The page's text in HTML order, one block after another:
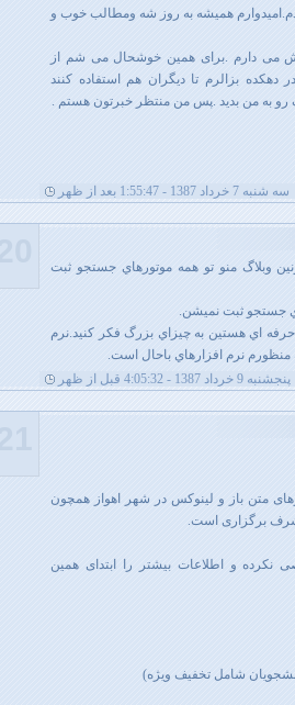
همیشه به روز شه ومطالب خوب و
می دارم .برای همین خوشحال می شم از
بزالرم تا دیگران هم استفاده کنند
رو به من بدید .پس من منتظر خبرتون هستم .
سه شنبه 7 خرداد 1387 - 1:55:47 بعد از ظهر
وبلاگ منو تو همه موتورهاي جستجو ثبت
جستجو ثبت نميشن.
اي هستين به چيزاي بزرگ فكر كنيد.نرم
منظورم نرم افزارهاي باحال است.
پنجشنبه 9 خرداد 1387 - 4:05:32 قبل از ظهر
متن باز و لینوکس در شهر اهواز همچون
شرف برگزاری است.
نکرده و اطلاعات بیشتر را ابتدای همین